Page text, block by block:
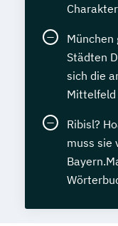
München
Städten
sich die
Mittelfeld
Ribisl?
muss sie